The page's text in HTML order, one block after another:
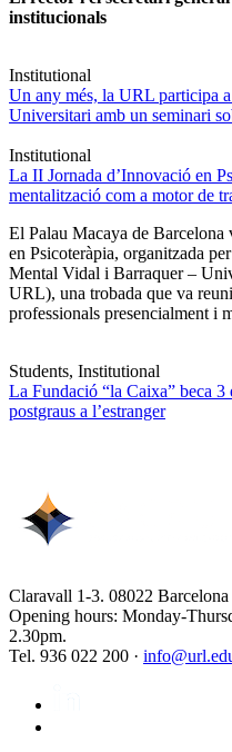
institucionals
Institutional
Un any més, la URL participa
Universitari amb un seminari
Institutional
La II Jornada d’Innovació en
mentalització com a motor de
El Palau Macaya de
en Psicoteràpia, organitzada
Mental Vidal i Barraquer –
URL), una trobada que va
professionals presencialment i
Students, Institutional
La Fundació “la Caixa” beca
postgraus a l’estranger
Claravall 1-3. 08022 Barcelona
Opening hours: Monday-
2.30pm.
Tel. 936 022 200 ·